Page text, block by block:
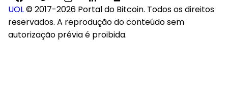
UOL© 2017-2026 Portal do Bitcoin. Todos os direitos
reservados. A reprodução do conteúdo sem
autorização prévia é proibida.